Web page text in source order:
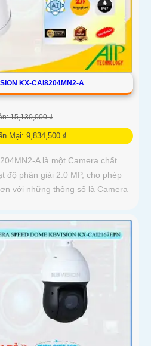
KX-CAI8204MN2-A
15,130,000 ₫
Mại: 9,834,500 ₫
A là một Camera chất
độ phân giải 2.0 MP, cho phép
với những thông số là Camera